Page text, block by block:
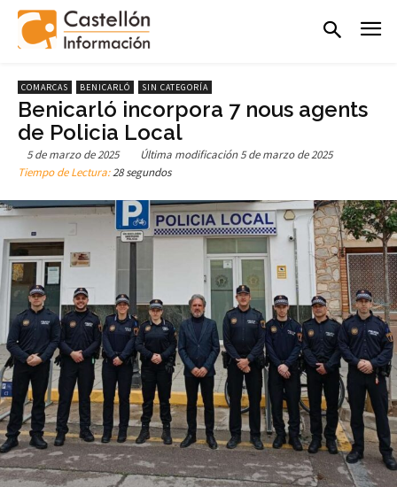
COMARCAS BENICARLÓ SIN CATEGORÍA
Benicarló incorpora 7 nous agents
de Policia Local
5 de marzo de 2025 Última modificación 5 de marzo de 2025
Tiempo de Lectura:28 segundos